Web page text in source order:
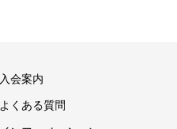
入会案内
よくある質問